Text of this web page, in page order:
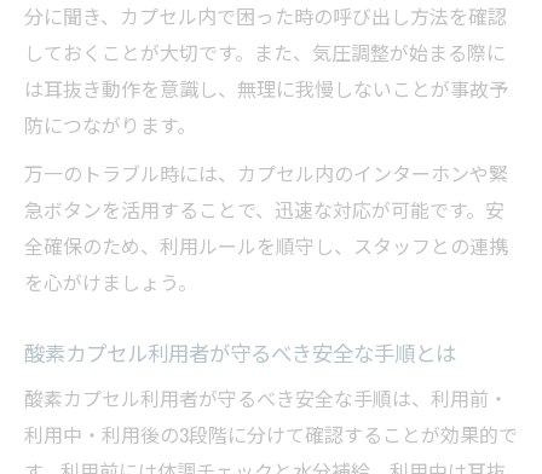
分に聞き、カプセル内で困った時の呼び出し方法を確認
しておくことが大切です。また、気圧調整が始まる際に
は耳抜き動作を意識し、無理に我慢しないことが事故予
防につながります。
万一のトラブル時には、カプセル内のインターホンや緊
急ボタンを活用することで、迅速な対応が可能です。安
全確保のため、利用ルールを順守し、スタッフとの連携
を心がけましょう。
酸素カプセル利用者が守るべき安全な手順とは
酸素カプセル利用者が守るべき安全な手順は、利用前・
利用中・利用後の3段階に分けて確認することが効果的で